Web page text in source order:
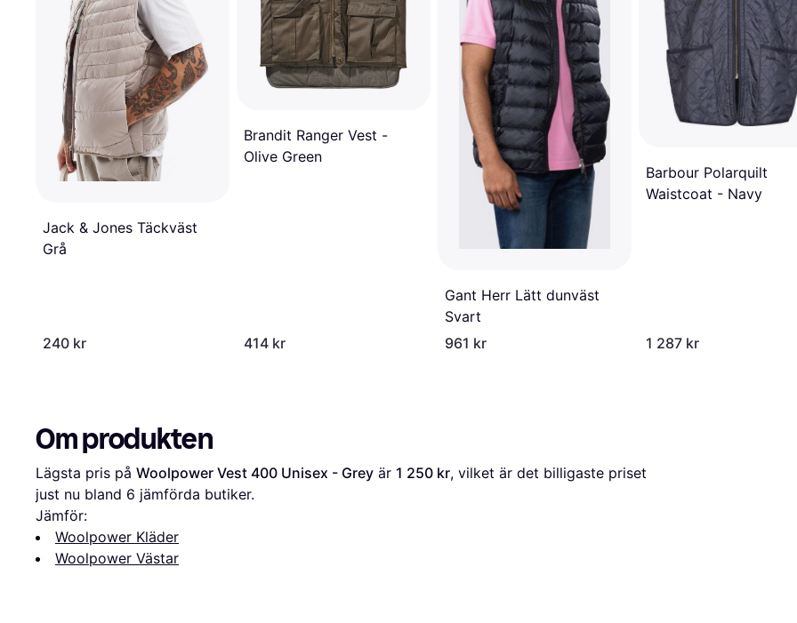
Jack & Jones Täckväst
Grå
240 kr
Brandit Ranger Vest -
Olive Green
414 kr
Gant Herr Lätt dunväst
Svart
961 kr
Barbour Polarquilt
Waistcoat - Navy
1 287 kr
Om produkten
Lägsta pris på Woolpower Vest 400 Unisex - Grey är 1 250 kr, vilket är det billigaste priset
just nu bland 6 jämförda butiker.
Jämför:
Woolpower Kläder
Woolpower Västar